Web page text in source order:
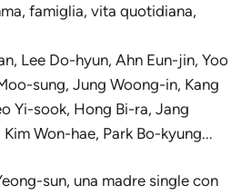
famiglia, vita quotidiana,
Lee Do-hyun, Ahn Eun-jin, Yoo
sung, Jung Woong-in, Kang
Yi-sook, Hong Bi-ra, Jang
Won-hae, Park Bo-kyung...
sun, una madre single con